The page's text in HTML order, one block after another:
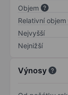
Objem
Relativní objem
Nejvyšší
Nejnižší
Výnosy